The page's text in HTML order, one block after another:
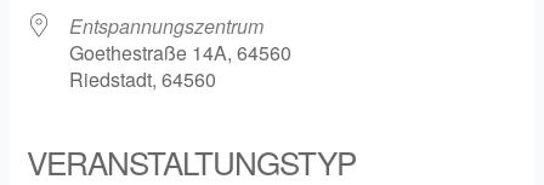
Entspannungszentrum
Goethestraße 14A, 64560
Riedstadt, 64560
VERANSTALTUNGSTYP